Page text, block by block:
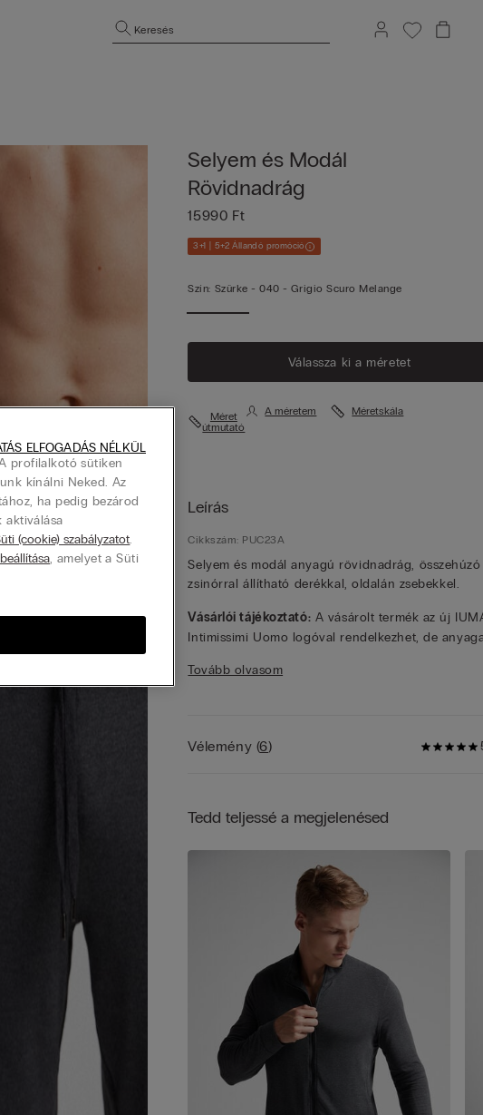
Keresés
Selyem és Modál
Rövidnadrág
15990 Ft
3+1 | 5+2 Állandó promóció
Szín: Szürke -040 - Grigio Scuro Melange
Válassza ki a méretet
Méret
útmutató
A méretem Méretskála
Leírás
Cikkszám: PUC23A
Selyem és modál anyagú rövidnadrág, összehúzó
zsinórral állítható derékkal, oldalán zsebekkel.
Vásárlói tájékoztató: A vásárolt termék az új
Intimissimi Uomo logóval rendelkezhet, de
bemutatott termékével.
Tovább olvasom
Vélemény (6)
Tedd teljessé a megjelenésed
profilalkotó sütiken
kínálni Neked. Az
ha pedig bezárod
aktiválása
(cookie) szabályzatot.
, amelyet a Süti
ELFOGADÁS NÉLKÜL